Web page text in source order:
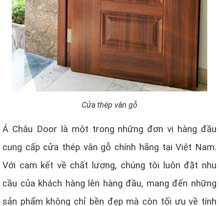
Cửa thép vân gỗ
Á Châu Door là một trong những đơn vị hàng đầu
cung cấp cửa thép vân gỗ chính hãng tại Việt Nam.
Với cam kết về chất lượng, chúng tôi luôn đặt nhu
cầu của khách hàng lên hàng đầu, mang đến những
sản phẩm không chỉ bền đẹp mà còn tối ưu về tính